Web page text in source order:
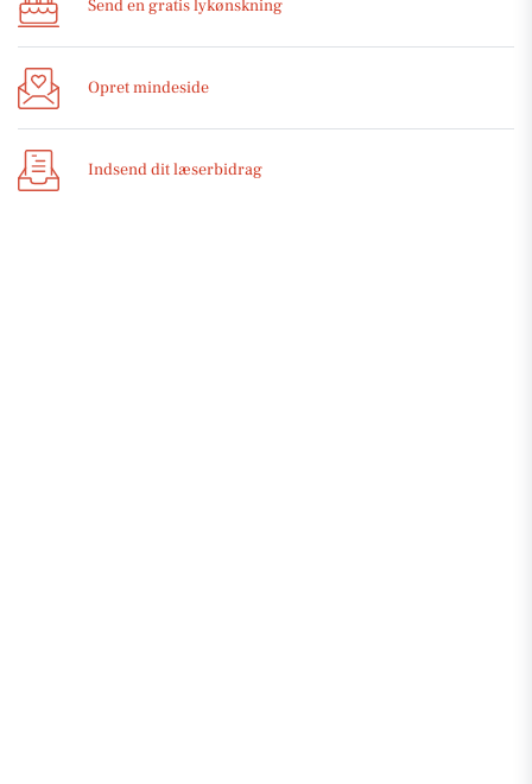
Send en gratis lykønskning
Opret mindeside
Indsend dit læserbidrag